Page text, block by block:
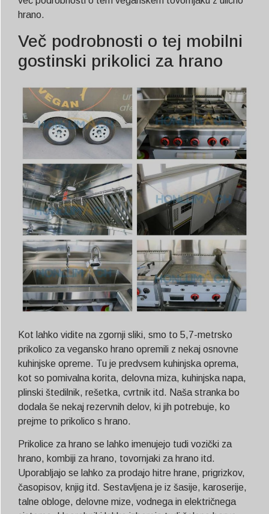
hrano.
Več podrobnosti o tej mobilni
gostinski prikolici za hrano
Kot lahko vidite na zgornji sliki, smo to 5,7-metrsko
prikolico za vegansko hrano opremili z nekaj osnovne
kuhinjske opreme. Tu je predvsem kuhinjska oprema,
kot so pomivalna korita, delovna miza, kuhinjska napa,
plinski štedilnik, rešetka, cvrtnik itd. Naša stranka bo
dodala še nekaj rezervnih delov, ki jih potrebuje, ko
prejme to prikolico s hrano.
Prikolice za hrano se lahko imenujejo tudi vozički za
hrano, kombiji za hrano, tovornjaki za hrano itd.
Uporabljajo se lahko za prodajo hitre hrane, prigrizkov,
časopisov, knjig itd. Sestavljena je iz šasije, karoserije,
talne obloge, delovne mize, vodnega in električnega